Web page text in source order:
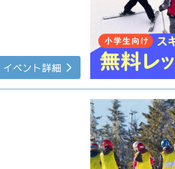
イベント詳細